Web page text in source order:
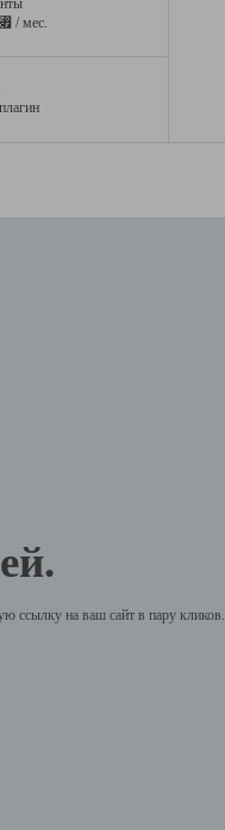
/ мес.
ссылку на ваш сайт в пару кликов.